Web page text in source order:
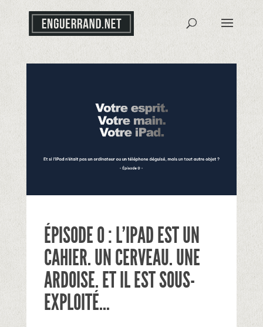
ÉPISODE 0 : L’IPAD EST UN
CAHIER. UN CERVEAU. UNE
ARDOISE. ET IL EST SOUS-
EXPLOITÉ…